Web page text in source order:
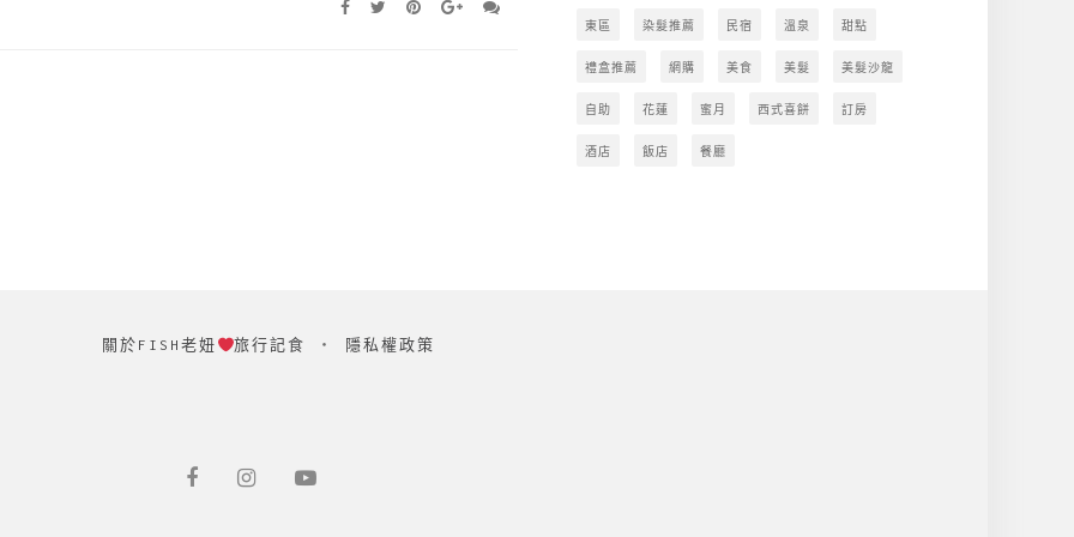
東區 染髮推薦 民宿 溫泉 甜點
禮盒推薦 網購 美食 美髮 美髮沙龍
自助 花蓮 蜜月 西式喜餅 訂房
酒店 飯店 餐廳
關於FISH老妞 旅行記食 ‧ 隱私權政策